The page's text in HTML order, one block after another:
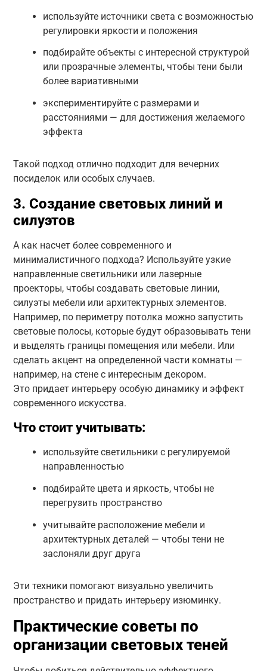
используйте источники света с возможностью
регулировки яркости и положения
подбирайте объекты с интересной структурой
или прозрачные элементы, чтобы тени были
более вариативными
экспериментируйте с размерами и
расстояниями — для достижения желаемого
эффекта
Такой подход отлично подходит для вечерних
посиделок или особых случаев.
3. Создание световых линий и
силуэтов
А как насчет более современного и
минималистичного подхода? Используйте узкие
направленные светильники или лазерные
проекторы, чтобы создавать световые линии,
силуэты мебели или архитектурных элементов.
Например, по периметру потолка можно запустить
световые полосы, которые будут образовывать тени
и выделять границы помещения или мебели. Или
сделать акцент на определенной части комнаты —
например, на стене с интересным декором.
Это придает интерьеру особую динамику и эффект
современного искусства.
Что стоит учитывать:
используйте светильники с регулируемой
направленностью
подбирайте цвета и яркость, чтобы не
перегрузить пространство
учитывайте расположение мебели и
архитектурных деталей — чтобы тени не
заслоняли друг друга
Эти техники помогают визуально увеличить
пространство и придать интерьеру изюминку.
Практические советы по
организации световых теней